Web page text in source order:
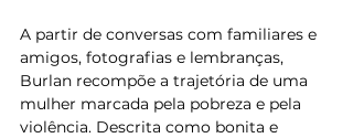
A partir de conversas com familiares e
amigos, fotografias e lembranças,
Burlan recompõe a trajetória de uma
mulher marcada pela pobreza e pela
violência. Descrita como bonita e